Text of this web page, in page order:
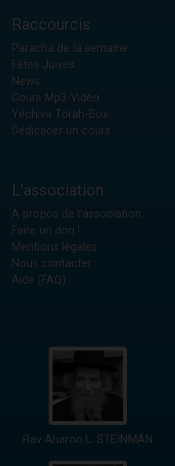
Raccourcis
Paracha de la semaine
Fêtes Juives
News
Cours Mp3-Vidéo
Yéchiva Torah-Box
Dédicacer un cours
L'association
A propos de l'association
Faire un don !
Mentions légales
Nous contacter
Aide (FAQ)
Rav Aharon L. STEINMAN